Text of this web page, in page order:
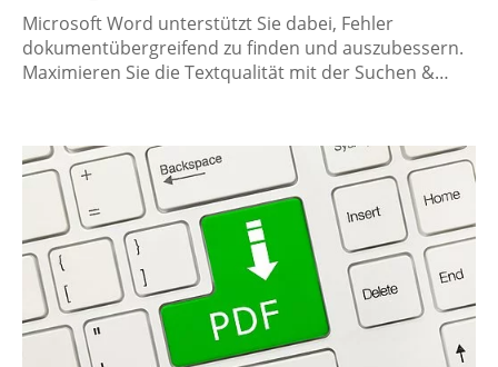
Microsoft Word unterstützt Sie dabei, Fehler
dokumentübergreifend zu finden und auszubessern.
Maximieren Sie die Textqualität mit der Suchen &…